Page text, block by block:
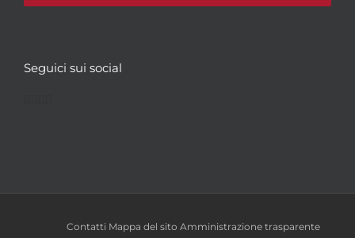
Seguici sui social
Contatti Mappa del sito Amministrazione trasparente